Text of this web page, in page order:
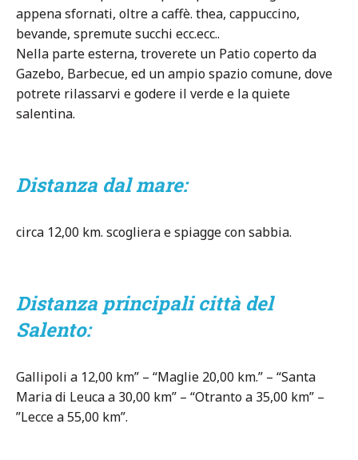
appena sfornati, oltre a caffè. thea, cappuccino,
bevande, spremute succhi ecc.ecc..
Nella parte esterna, troverete un Patio coperto da
Gazebo, Barbecue, ed un ampio spazio comune, dove
potrete rilassarvi e godere il verde e la quiete
salentina.
Distanza dal mare:
circa 12,00 km. scogliera e spiagge con sabbia.
Distanza principali città del
Salento:
Gallipoli a 12,00 km” – “Maglie 20,00 km.” – “Santa
Maria di Leuca a 30,00 km” – “Otranto a 35,00 km” –
”Lecce a 55,00 km”.